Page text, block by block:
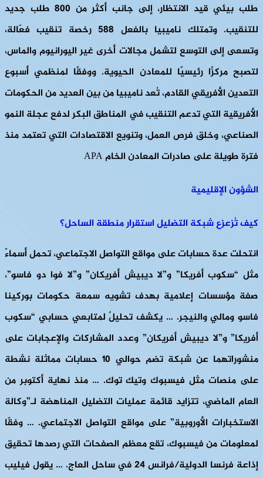
طلب بيئي قيد الانتظار، إلى جانب أكثر من 800 طلب جديد
للتنقيب. وتمتلك ناميبيا بالفعل 588 رخصة تنقيب فعّالة،
وتسعى إلى التوسع لتشمل مجالات أخرى غير اليورانيوم والماس،
لتصبح مركزًا رئيسيًا للمعادن الحيوية. ووفقًا لمنظمي أسبوع
التعدين الأفريقي القادم، تُعد ناميبيا من بين العديد من الحكومات
الأفريقية التي تدعم التنقيب في المناطق البكر لدفع عجلة النمو
الصناعي، وخلق فرص العمل، وتنويع الاقتصادات التي تعتمد منذ
فترة طويلة على صادرات المعادن الخام APA
الشؤون الإقليمية
كيف تُزعزع شبكة التضليل استقرار منطقة الساحل؟
انتحلت عدة حسابات على مواقع التواصل الاجتماعي، تحمل أسماءً
مثل “سكوب أفريكا” و”لا ديبيش أفريكان” و”لا فوا دو فاسو”،
صفة مؤسسات إعلامية بهدف تشويه سمعة حكومات بوركينا
فاسو ومالي والنيجر. … يكشف تحليلٌ لمتابعي حسابي “سكوب
أفريكا” و”لا ديبيش أفريكان” وعدد المشاركات والإعجابات على
منشوراتهما عن شبكة تضم حوالي 10 حسابات مماثلة نشطة
على منصات مثل فيسبوك وتيك توك. … منذ نهاية أكتوبر من
العام الماضي، تتزايد قائمة عمليات التضليل المناهضة لـ”وكالة
الاستخبارات الأوروبية” على مواقع التواصل الاجتماعي. … وفقًا
لمعلومات من فيسبوك، تقع معظم الصفحات التي رصدها تحقيق
إذاعة فرنسا الدولية/فرانس 24 في ساحل العاج. … يقول فيليب